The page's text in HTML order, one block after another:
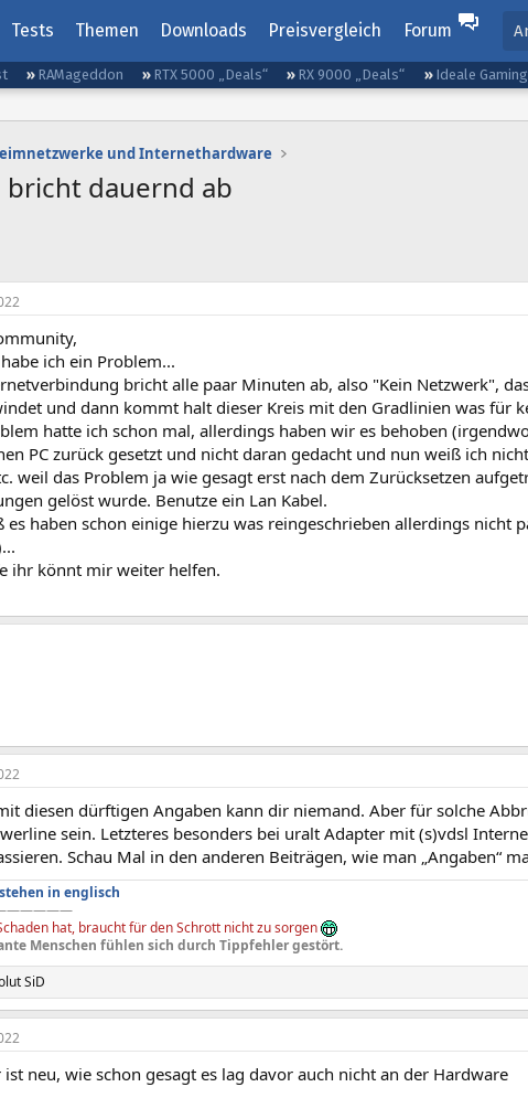
Tests Themen Downloads Preisvergleich Forum
RAMageddon RTX 5000 „Deals“ RX 9000 „Deals“ Ideale
und Internethardware
dauernd ab
ich ein Problem...
bricht alle paar Minuten ab, also "Kein Netzwerk",
und dann kommt halt dieser Kreis mit den Gradlinien was für
hatte ich schon mal, allerdings haben wir es behoben
PC zurück gesetzt und nicht daran gedacht und nun weiß ich
weil das Problem ja wie gesagt erst nach dem Zurücksetzen
gelöst wurde. Benutze ein Lan Kabel.
es haben schon einige hierzu was reingeschrieben allerdings nicht
ihr könnt mir weiter helfen.
diesen dürftigen Angaben kann dir niemand. Aber für solche
sein. Letzteres besonders bei uralt Adapter mit (s)vdsl
Schau Mal in den anderen Beiträgen, wie man „Angaben“
in englisch
hat, braucht für den Schrott nicht zu sorgen
Menschen fühlen sich durch Tippfehler gestört.
SiD
ist neu, wie schon gesagt es lag davor auch nicht an der Hardware